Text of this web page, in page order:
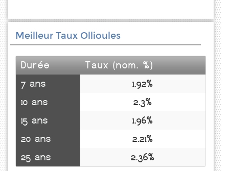
Meilleur Taux Ollioules
Durée
Taux (nom. %)
7 ans
1.92%
10 ans
2.3%
15 ans
1.96%
20 ans
2.21%
25 ans
2.36%